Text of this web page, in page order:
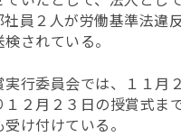
社員２人が労働基準法違
されている。
行委員会では、１１月
１２月２３日の授賞式ま
け付けている。